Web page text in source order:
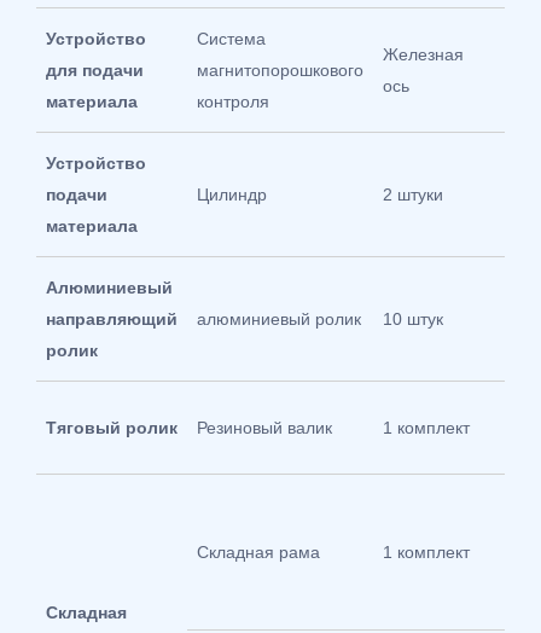
Устройство
для подачи
материала
Система
магнитопорошкового
контроля
Железная
ось
Устройство
подачи
материала
Цилиндр 2 штуки
Алюминиевый
направляющий
ролик
алюминиевый ролик 10 штук
Тяговый ролик Резиновый валик 1 комплект
Складная
Складная рама 1 комплект